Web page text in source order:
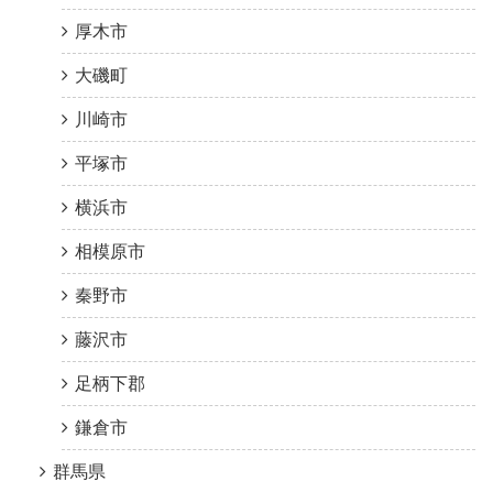
厚木市
大磯町
川崎市
平塚市
横浜市
相模原市
秦野市
藤沢市
足柄下郡
鎌倉市
群馬県